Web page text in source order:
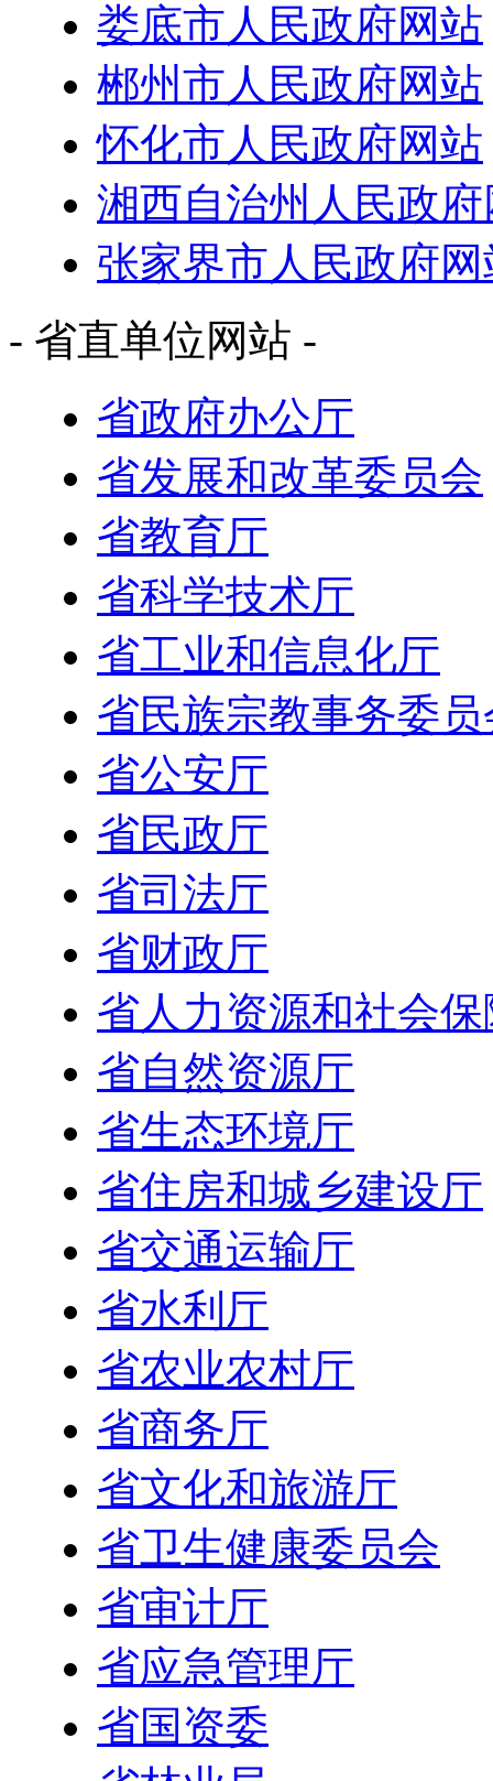
娄底市人民政府网站
郴州市人民政府网站
怀化市人民政府网站
湘西自治州人民政
张家界市人民政府网
- 省直单位网站 -
省政府办公厅
省发展和改革委员会
省教育厅
省科学技术厅
省工业和信息化厅
省民族宗教事务委员
省公安厅
省民政厅
省司法厅
省财政厅
省人力资源和社会
省自然资源厅
省生态环境厅
省住房和城乡建设厅
省交通运输厅
省水利厅
省农业农村厅
省商务厅
省文化和旅游厅
省卫生健康委员会
省审计厅
省应急管理厅
省国资委